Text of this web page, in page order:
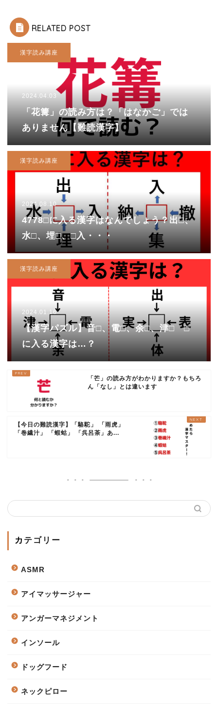
RELATED POST
漢字読み講座
2024.04.03
「花篝」の読み方は？「はなかご」では
ありません【難読漢字】
漢字読み講座
2024.08.10
4778□に入る漢字はなんでしょう？出□、
水□、埋□、□入・・・
漢字読み講座
2024.01.16
【漢字パズル】音□、電□、余□、津□ □
に入る漢字は…？
「芒」の読み方がわかりますか？もちろ
ん「なし」とは違います
【今日の難読漢字】「駱駝」 「雨虎」
「巻繊汁」 「蝦蛄」 「呉呂茶」あ...
カテゴリー
ASMR
アイマッサージャー
アンガーマネジメント
インソール
ドッグフード
ネックピロー